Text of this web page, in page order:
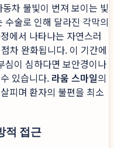
차 불빛이 번져 보이는 빛
수술로 인해 달라진 각막의
에서 나타나는 자연스러
차 완화됩니다. 이 기간에
심이 심하다면 보안경이나
있습니다. 라움 스마일의
피며 환자의 불편을 최소
적 접근